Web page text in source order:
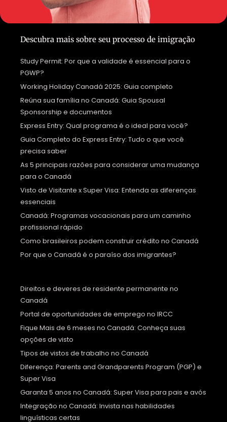
Descubra mais sobre seu processo de imigração
Study Permit: Por que a validade é essencial para o
PGWP?
Working Holiday Canadá 2025: Guia completo
Reúna sua família no Canadá: Guia Spousal
Sponsorship e documentos
Express Entry: Qual programa é o ideal para você?
Guia Completo do Express Entry: Tudo o que você
precisa saber
As 5 principais razões para considerar uma mudança
para o Canadá
Visto de Visitante x Super Visa: Entenda as diferenças
essenciais
Canadá: Programas vocacionais para um caminho
profissional rápido
Como brasileiros podem construir crédito no Canadá
Por que o Canadá é o paraíso dos imigrantes?
Direitos e deveres de residente permanente no
Canadá
Portal de oportunidades de emprego no IRCC
Fique Mais de 6 meses no Canadá: Conheça suas
opções de visto
Tipos de vistos de trabalho no Canadá
Diferença: Parents and Grandparents Program (PGP) e
Super Visa
Garanta 5 anos no Canadá: Super Visa para pais e avós
Integração no Canadá: Invista nas habilidades
linguísticas certas